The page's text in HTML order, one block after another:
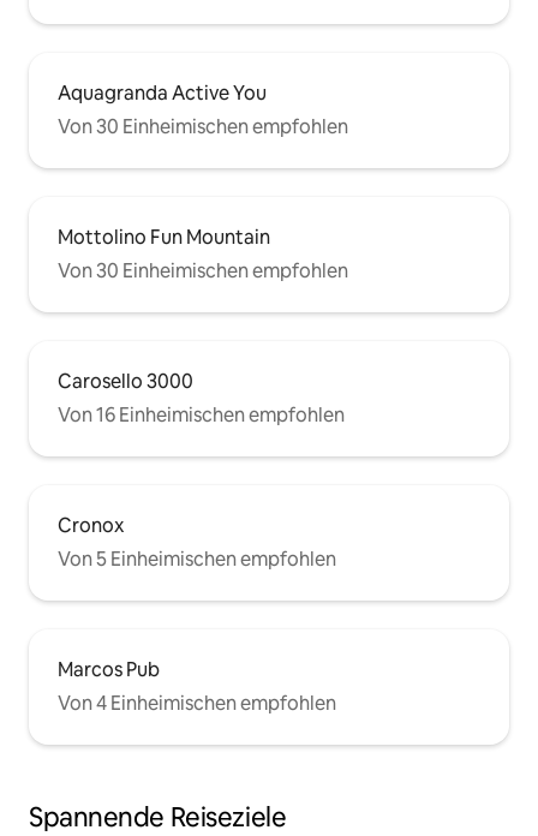
Aquagranda Active You
Von 30 Einheimischen empfohlen
Mottolino Fun Mountain
Von 30 Einheimischen empfohlen
Carosello 3000
Von 16 Einheimischen empfohlen
Cronox
Von 5 Einheimischen empfohlen
Marcos Pub
Von 4 Einheimischen empfohlen
Spannende Reiseziele